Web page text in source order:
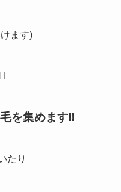
ます)
を集めます‼︎
たり